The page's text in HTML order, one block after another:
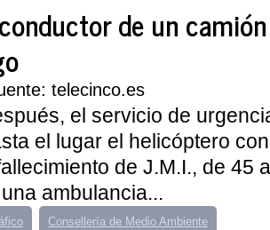
de un
telecinco.es
el servicio de
el lugar el helicóptero
de J.M.I., de 45
ambulancia...
Consellería de Medio Ambiente